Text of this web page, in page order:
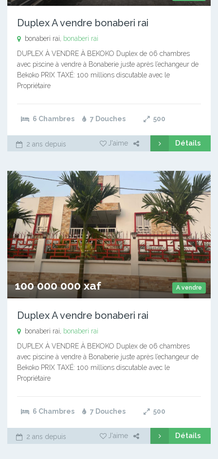
Duplex A vendre bonaberi rai
bonaberi rai,
bonaberi rai
DUPLEX À VENDRE À BEKOKO Duplex de 06 chambres
avec piscine à vendre à Bonaberie juste après l’echangeur de
Bekoko PRIX TAXÉ: 100 millions discutable avec le
Propriétaire
6 Chambres 7 Douches 500
2 ans depuis J'aime Détails
A vendre
100 000 000 xaf
Duplex A vendre bonaberi rai
bonaberi rai,
bonaberi rai
DUPLEX À VENDRE À BEKOKO Duplex de 06 chambres
avec piscine à vendre à Bonaberie juste après l’echangeur de
Bekoko PRIX TAXÉ: 100 millions discutable avec le
Propriétaire
6 Chambres 7 Douches 500
2 ans depuis J'aime Détails